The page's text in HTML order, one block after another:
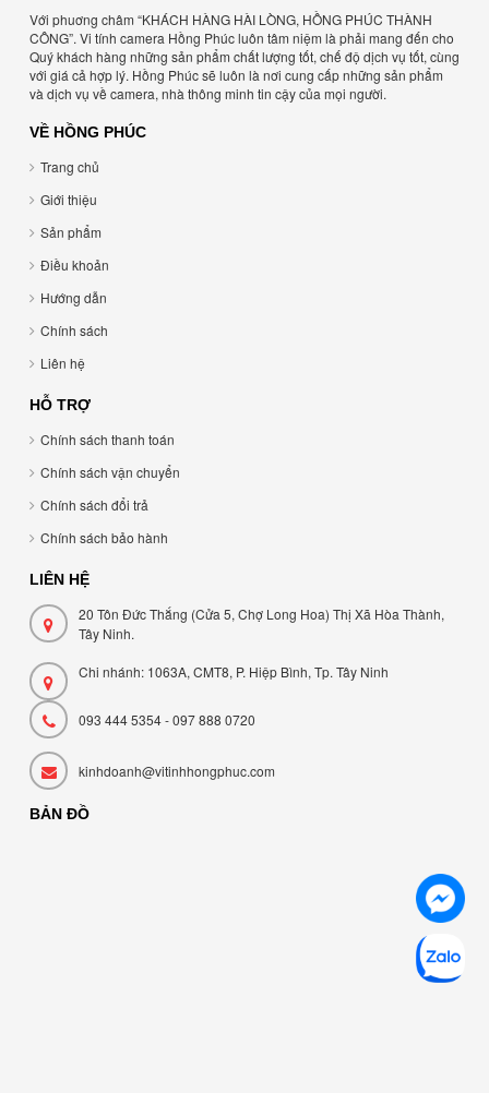
Với phuơng châm “KHÁCH HÀNG HÀI LÒNG, HỒNG PHÚC THÀNH
CÔNG”. Vi tính camera Hồng Phúc luôn tâm niệm là phải mang đến cho
Quý khách hàng những sản phẩm chất lượng tốt, chế độ dịch vụ tốt, cùng
với giá cả hợp lý. Hồng Phúc sẽ luôn là nơi cung cấp những sản phẩm
và dịch vụ về camera, nhà thông minh tin cậy của mọi người.
VỀ HỒNG PHÚC
Trang chủ
Giới thiệu
Sản phẩm
Điều khoản
Hướng dẫn
Chính sách
Liên hệ
HỖ TRỢ
Chính sách thanh toán
Chính sách vận chuyển
Chính sách đổi trả
Chính sách bảo hành
LIÊN HỆ
20 Tôn Đức Thắng (Cửa 5, Chợ Long Hoa) Thị Xã Hòa Thành,
Tây Ninh.
Chi nhánh: 1063A, CMT8, P. Hiệp Bình, Tp. Tây Ninh
093 444 5354 - 097 888 0720
kinhdoanh@vitinhhongphuc.com
BẢN ĐỒ